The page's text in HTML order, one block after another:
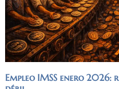
Empleo IMSS enero